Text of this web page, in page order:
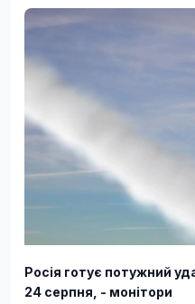
Росія готує потужний
24 серпня, - монітори